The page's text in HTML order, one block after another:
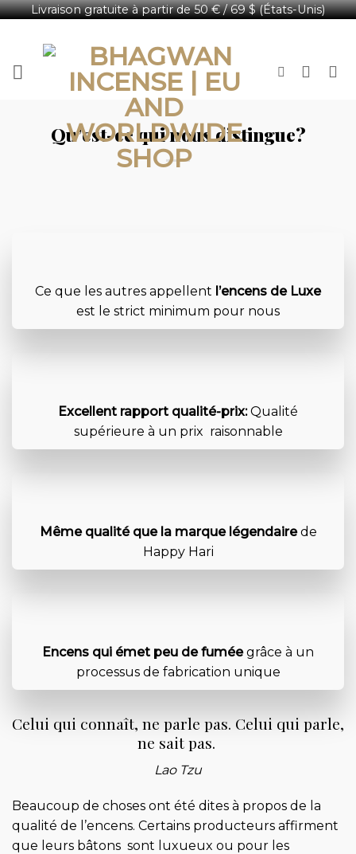
Livraison gratuite à partir de 50 € / 69 $ (États-Unis)
contenu
Qu’est-ce qui nous distingue?
Ce que les autres appellent l’encens de Luxe
est le strict minimum pour nous
Excellent rapport qualité-prix:Qualité
supérieure à un prix raisonnable
Même qualité que la marque légendairede
Happy Hari
Encens qui émet peu de fuméegrâce à un
processus de fabrication unique
Celui qui connaît, ne parle pas. Celui qui parle,
ne sait pas.
Lao Tzu
Beaucoup de choses ont été dites à propos de la
qualité de l’encens. Certains producteurs affirment
que leurs bâtons sont luxueux ou pour les